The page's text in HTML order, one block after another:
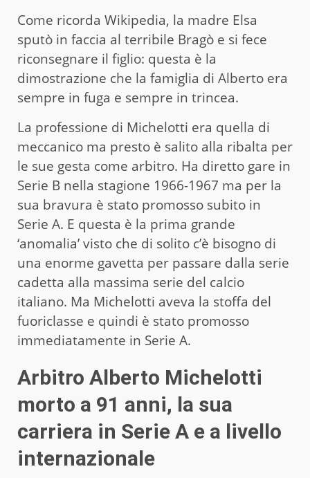
Come ricorda Wikipedia, la madre Elsa
sputò in faccia al terribile Bragò e si fece
riconsegnare il figlio: questa è la
dimostrazione che la famiglia di Alberto era
sempre in fuga e sempre in trincea.
La professione di Michelotti era quella di
meccanico ma presto è salito alla ribalta per
le sue gesta come arbitro. Ha diretto gare in
Serie B nella stagione 1966-1967 ma per la
sua bravura è stato promosso subito in
Serie A. E questa è la prima grande
‘anomalia’ visto che di solito c’è bisogno di
una enorme gavetta per passare dalla serie
cadetta alla massima serie del calcio
italiano. Ma Michelotti aveva la stoffa del
fuoriclasse e quindi è stato promosso
immediatamente in Serie A.
Arbitro Alberto Michelotti
morto a 91 anni, la sua
carriera in Serie A e a livello
internazionale